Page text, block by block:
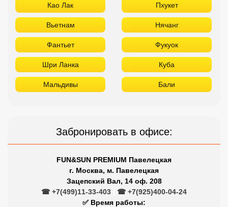
Као Лак Пхукет
Вьетнам Нячанг
Фантьет Фукуок
Шри Ланка Куба
Мальдивы Бали
Забронировать в офисе:
FUN&SUN PREMIUM Павелецкая
г. Москва, м. Павелецкая
Зацепский Вал, 14 оф. 208
☎ +7(499)11-33-403
☎ +7(925)400-04-24
✅ Время работы: